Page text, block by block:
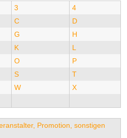
3
4
C
D
G
H
K
L
O
P
S
T
W
X
Promotion, sonstigen